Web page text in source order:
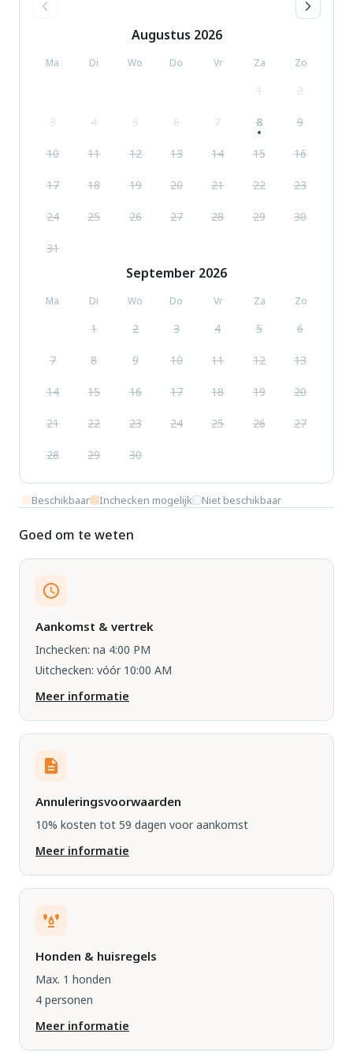
Augustus 2026
Ma Di Wo Do Vr Za Zo
1 2
3 4 5 6 7 8 9
10 11 12 13 14 15 16
17 18 19 20 21 22 23
24 25 26 27 28 29 30
31
September 2026
Ma Di Wo Do Vr Za Zo
1 2 3 4 5 6
7 8 9 10 11 12 13
14 15 16 17 18 19 20
21 22 23 24 25 26 27
28 29 30
Beschikbaar Inchecken mogelijk Niet beschikbaar
Goed om te weten
Aankomst & vertrek
Inchecken: na 4:00 PM
Uitchecken: vóór 10:00 AM
Meer informatie
Annuleringsvoorwaarden
10% kosten tot 59 dagen voor aankomst
Meer informatie
Honden & huisregels
Max. 1 honden
4 personen
Meer informatie